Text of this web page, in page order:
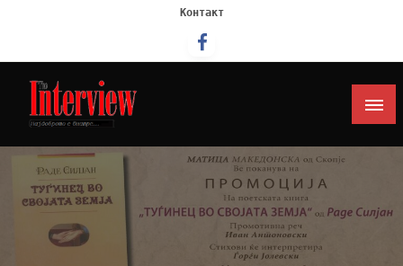
Контакт
Интервју